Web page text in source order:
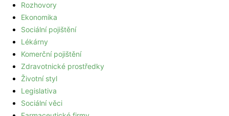
Rozhovory
Ekonomika
Sociální pojištění
Lékárny
Komerční pojištění
Zdravotnické prostředky
Životní styl
Legislativa
Sociální věci